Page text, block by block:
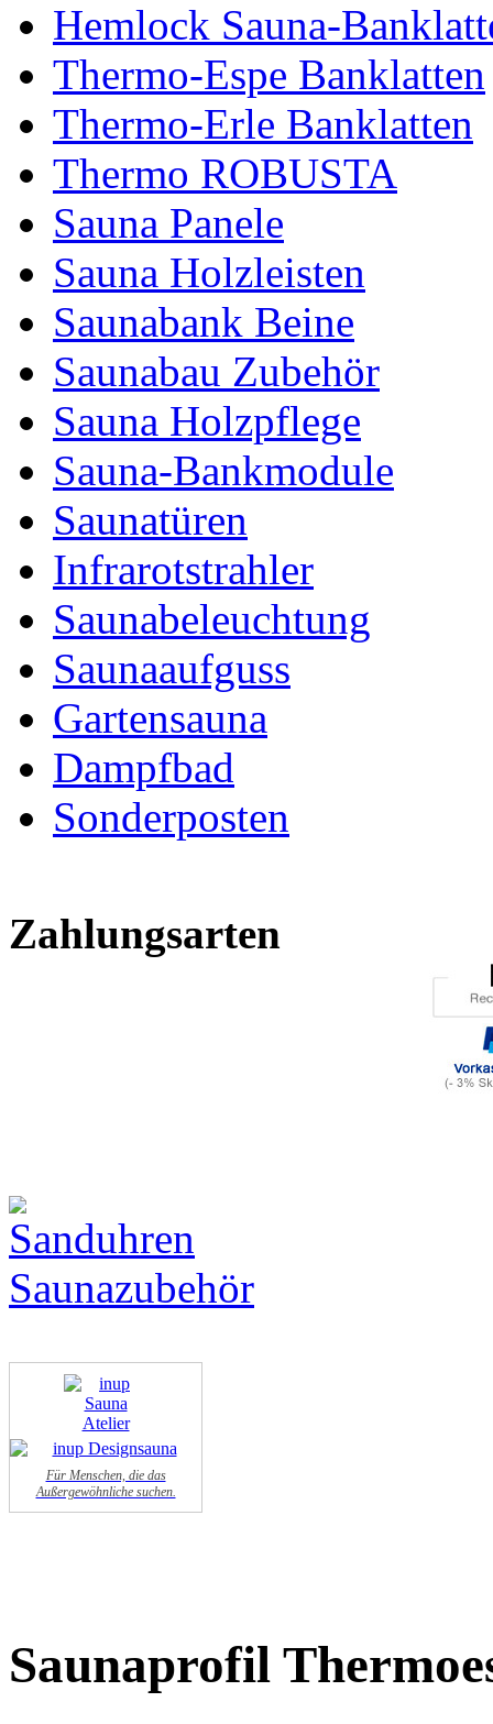
Hemlock Sauna-
Thermo-Espe Banklatten
Thermo-Erle Banklatten
Thermo ROBUSTA
Sauna Panele
Sauna Holzleisten
Saunabank Beine
Saunabau Zubehör
Sauna Holzpflege
Sauna-Bankmodule
Saunatüren
Infrarotstrahler
Saunabeleuchtung
Saunaaufguss
Gartensauna
Dampfbad
Sonderposten
Zahlungsarten
Für Menschen, die das
Außergewöhnliche suchen.
Saunaprofil